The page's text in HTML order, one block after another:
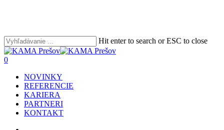
content
Hit enter to search or ESC to close
Close
Search
search
account
0
NOVINKY
REFERENCIE
KARIERA
PARTNERI
KONTAKT